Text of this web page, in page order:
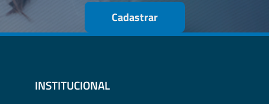
Cadastrar
INSTITUCIONAL